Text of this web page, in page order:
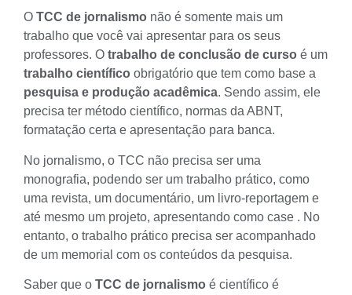
O TCC de jornalismo não é somente mais um
trabalho que você vai apresentar para os seus
professores. O trabalho de conclusão de curso é um
trabalho científico obrigatório que tem como base a
pesquisa e produção acadêmica. Sendo assim, ele
precisa ter método científico, normas da ABNT,
formatação certa e apresentação para banca.
No jornalismo, o TCC não precisa ser uma
monografia, podendo ser um trabalho prático, como
uma revista, um documentário, um livro-reportagem e
até mesmo um projeto, apresentando como case . No
entanto, o trabalho prático precisa ser acompanhado
de um memorial com os conteúdos da pesquisa.
Saber que o TCC de jornalismo é científico é